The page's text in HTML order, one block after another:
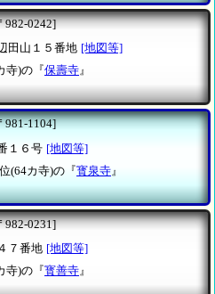
982-0242]
田山１５番地 [地図等]
寺)の『保壽寺』
981-1104]
１６号 [地図等]
(64カ寺)の『寳泉寺 』
982-0231]
７番地 [地図等]
寺)の『寳善寺 』